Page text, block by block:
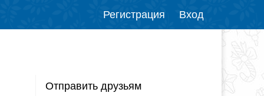
Регистрация Вход
Отправить друзьям